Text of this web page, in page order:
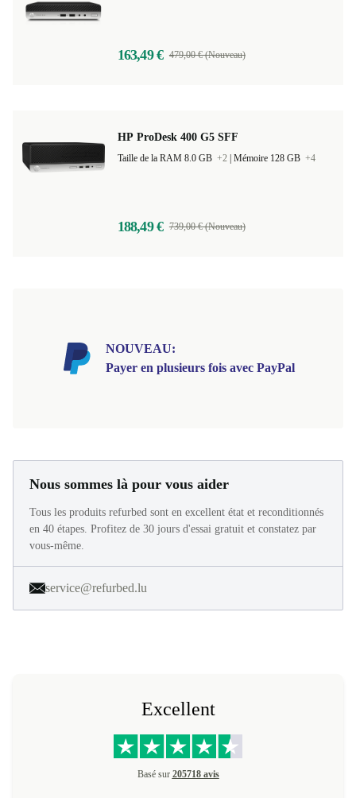
163,49 € 479,00 € (Nouveau)
HP ProDesk 400 G5 SFF
Taille de la RAM 8.0 GB +2 Mémoire 128 GB +4
188,49 € 739,00 € (Nouveau)
NOUVEAU:
Payer en plusieurs fois avec PayPal
Nous sommes là pour vous aider
Tous les produits refurbed sont en excellent état et reconditionnés
en 40 étapes. Profitez de 30 jours d'essai gratuit et constatez par
vous-même.
service@refurbed.lu
Excellent
Basé sur 205718 avis